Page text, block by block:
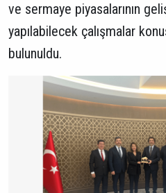
ve sermaye piyasalarının
yapılabilecek çalışmalar
bulunuldu.